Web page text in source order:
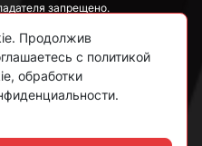
запрещено.
носит исключительно
рассматриваться как
ст. 437 ГК РФ.
Продолжив
с политикой
обработки